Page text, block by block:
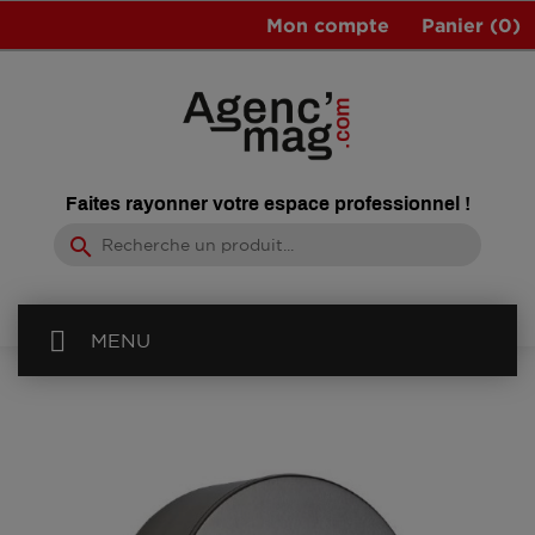
Panier (0)
Mon compte
Faites rayonner votre espace professionnel !
search
MENU